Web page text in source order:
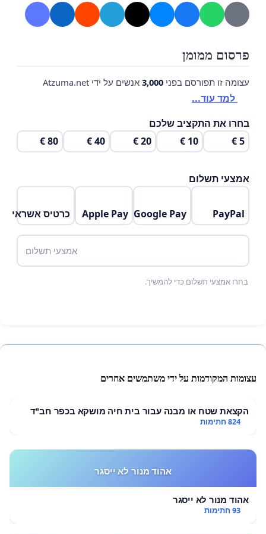
إننا نوقّع على هذه العريضة كمواطنين حريصين على مدينتنا،
ونأمل أن يتم التجاوب معنا بأسرع وقت.
مع فائق الاحترام،
أهالي مدينة الناصرة
[توقيعات السكان]
פרסום ממומן
עצומה זו תפורסם בפני 3,000 אנשים על ידי Atzuma.net
למד עוד...
בחרו את התקציב שלכם
5 €
10 €
20 €
40 €
80 €
אמצעי תשלום
PayPal
Google Pay
Apple Pay כרטיס אשראי
אמצעי תשלום
בחרו אמצעי תשלום כדי להמשיך.
עצומות המקודמות על ידי משתמשים אחרים
הקצאת שטח או מבנה עבור בית חיה מושקא בכפר חב"ד
824 חתימות
אהוד מנור לא ייסגר
אהוד מנור לא ייסגר
93 חתימות